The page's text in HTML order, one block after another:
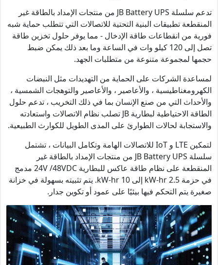
تدعم سلسلة JB Battery UPS من منتجات الإمداد بالطاقة غير
المنقطعة تطبيقات البنية التحتية للاتصالات التي تتطلب حماية شبه
فورية من انقطاعات طاقة الإدخال - مما يوفر حلول تخزين طاقة
تصل إلى 120 كيلو وات في الساعة وما بعد ذلك يمكن ضبط
حجمها لمجموعة متنوعة من متطلبات الجهد.
لمساعدة الشركات على الحماية من التهديدات مثل النبضات
الكهرومغناطيسية ، والأعاصير ، والأعاصير والتوهجات الشمسية ،
والأحداث التي من صنع الإنسان بما في ذلك التخريب ، تدعم حلول
الطاقة الاحتياطية لبطارية JB تصلب نظام الاتصالات واستعادته
والاستجابة لحالات الطوارئ على المدى الطويل للكوارث الطبيعية.
لتمكين LTE و IoT للاتصالات الهامة وتكامل البيانات ، تشتمل
سلسلة JB Battery UPS من منتجات الإمداد بالطاقة غير
المنقطعة على نظام طاقة عاكس للبطارية 24V /48VDC مدمج
في حزمة 2.5 kW-hr إلى 10 kW-hr. يتم تثبيته بسهولة في خزانة
صغيرة يتم التحكم فيها بيئيًا على عمود أو تكوين جدار.